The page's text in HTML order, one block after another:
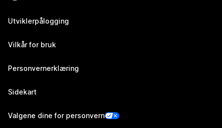
Utviklerpålogging
Vilkår for bruk
Personvernerklæring
Sidekart
Valgene dine for personvern